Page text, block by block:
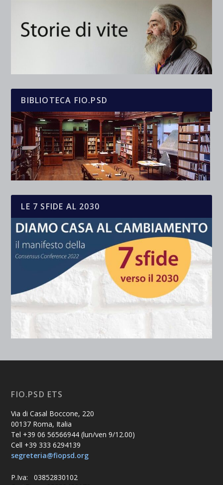
BIBLIOTECA FIO.PSD
LE 7 SFIDE AL 2030
FIO.PSD ETS
Via di Casal Boccone, 220
00137 Roma, Italia
Tel +39 06 56566944 (lun/ven 9/12.00)
Cell +39 333 6294139
segreteria@fiopsd.org
P.Iva: 03852830102